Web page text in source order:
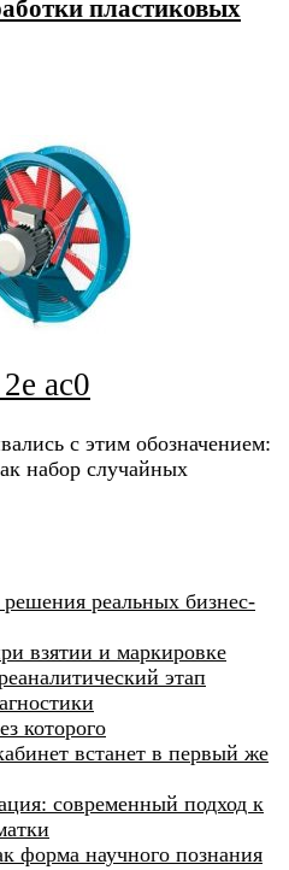
пластиковых
ac0
с этим обозначением:
набор случайных
реальных бизнес-
взятии и маркировке
этап
которого
встанет в первый же
современный подход к
форма научного познания